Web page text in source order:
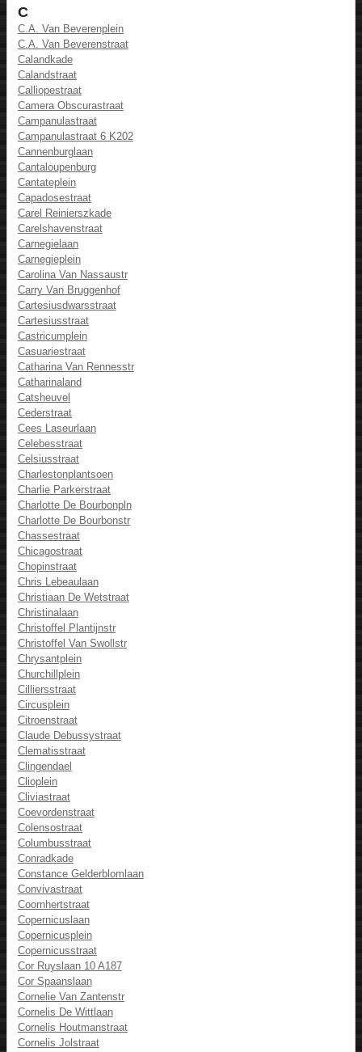
C
C.A. Van Beverenplein
C.A. Van Beverenstraat
Calandkade
Calandstraat
Calliopestraat
Camera Obscurastraat
Campanulastraat
Campanulastraat 6 K202
Cannenburglaan
Cantaloupenburg
Cantateplein
Capadosestraat
Carel Reinierszkade
Carelshavenstraat
Carnegielaan
Carnegieplein
Carolina Van Nassaustr
Carry Van Bruggenhof
Cartesiusdwarsstraat
Cartesiusstraat
Castricumplein
Casuariestraat
Catharina Van Rennesstr
Catharinaland
Catsheuvel
Cederstraat
Cees Laseurlaan
Celebesstraat
Celsiusstraat
Charlestonplantsoen
Charlie Parkerstraat
Charlotte De Bourbonpln
Charlotte De Bourbonstr
Chassestraat
Chicagostraat
Chopinstraat
Chris Lebeaulaan
Christiaan De Wetstraat
Christinalaan
Christoffel Plantijnstr
Christoffel Van Swollstr
Chrysantplein
Churchillplein
Cilliersstraat
Circusplein
Citroenstraat
Claude Debussystraat
Clematisstraat
Clingendael
Clioplein
Cliviastraat
Coevordenstraat
Colensostraat
Columbusstraat
Conradkade
Constance Gelderblomlaan
Convivastraat
Coornhertstraat
Copernicuslaan
Copernicusplein
Copernicusstraat
Cor Ruyslaan 10 A187
Cor Spaanslaan
Cornelie Van Zantenstr
Cornelis De Wittlaan
Cornelis Houtmanstraat
Cornelis Jolstraat